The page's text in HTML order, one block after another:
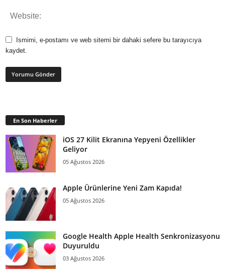
Ismimi, e-postamı ve web sitemi bir dahaki sefere bu tarayıcıya
kaydet.
En Son Haberler
iOS 27 Kilit Ekranına Yepyeni Özellikler
Geliyor
05 Ağustos 2026
Apple Ürünlerine Yeni Zam Kapıda!
05 Ağustos 2026
Google Health Apple Health Senkronizasyonu
Duyuruldu
03 Ağustos 2026